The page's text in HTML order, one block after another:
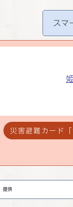
スマ
災害避難カード